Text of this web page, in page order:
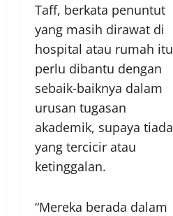
Taff, berkata penuntut
yang masih dirawat di
hospital atau rumah itu
perlu dibantu dengan
sebaik-baiknya dalam
urusan tugasan
akademik, supaya tiada
yang tercicir atau
ketinggalan.
“Mereka berada dalam